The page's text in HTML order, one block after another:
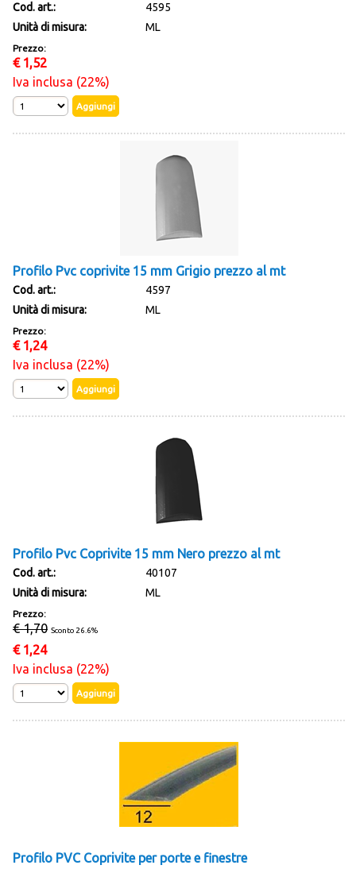
Cod. art.:
4595
Unità di misura:
ML
Prezzo:
€ 1,52
Iva inclusa (22%)
Profilo Pvc coprivite 15 mm Grigio prezzo al mt
Cod. art.:
4597
Unità di misura:
ML
Prezzo:
€ 1,24
Iva inclusa (22%)
Profilo Pvc Coprivite 15 mm Nero prezzo al mt
Cod. art.:
40107
Unità di misura:
ML
Prezzo:
€ 1,70 Sconto 26.6%
€ 1,24
Iva inclusa (22%)
Profilo PVC Coprivite per porte e finestre